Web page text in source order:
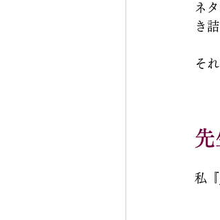
ネ
き
そ
先
私